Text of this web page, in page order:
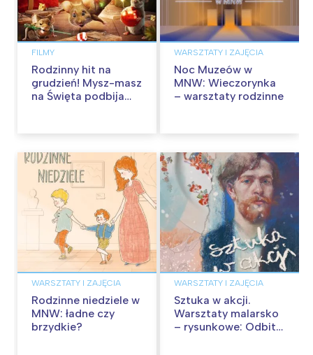
FILMY
Rodzinny hit na
grudzień! Mysz-masz
na Święta podbija
WARSZTATY I ZAJĘCIA
Noc Muzeów w
MNW: Wieczorynka
– warsztaty rodzinne
WARSZTATY I ZAJĘCIA
Rodzinne niedziele w
MNW: ładne czy
brzydkie?
WARSZTATY I ZAJĘCIA
Sztuka w akcji.
Warsztaty malarsko
– rysunkowe: Odbite